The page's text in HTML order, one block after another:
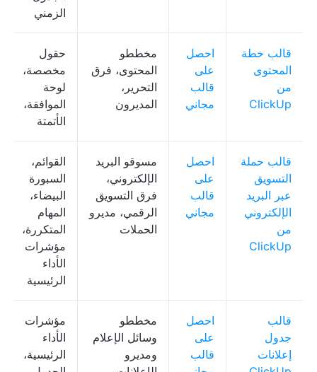
الزمني
قالب خطة
المحتوى
من
ClickUp
احصل
على
قالب
مجاني
مخططو
المحتوى، فرق
التحرير،
المديرون
حقول
مخصصة،
لوحة
الموافقة،
الأتمتة
قالب حملة
التسويق
عبر البريد
الإلكتروني
من
ClickUp
احصل
على
قالب
مجاني
مسوقو البريد
الإلكتروني،
فرق التسويق
الرقمي، مديرو
الحملات
القوائم،
السبورة
البيضاء،
المهام
المتكررة،
مؤشرات
الأداء
الرئيسية
قالب
جدول
إعلانات
احصل
على
قالب
مخططو
وسائل الإعلام
ومديرو
مؤشرات
الأداء
الرئيسية،